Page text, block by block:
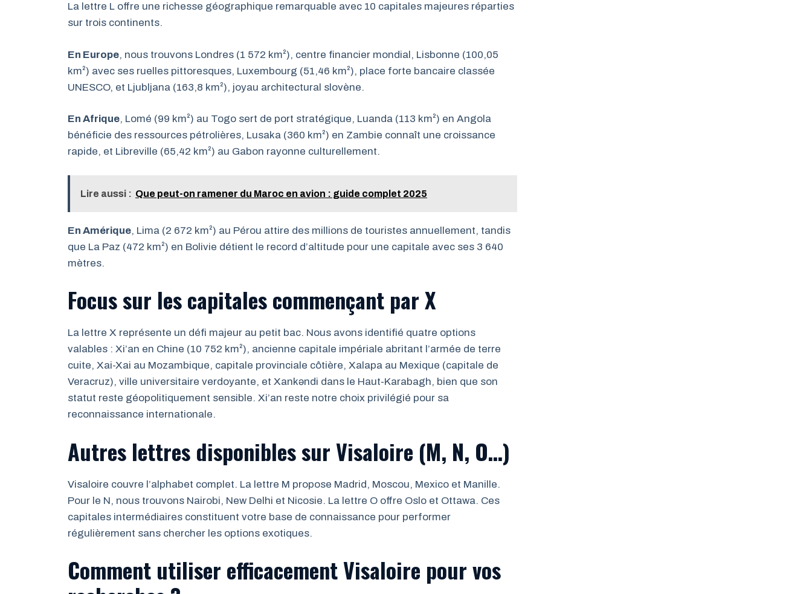
La lettre L offre une richesse géographique remarquable avec 10 capitales majeures réparties
sur trois continents.
En Europe, nous trouvons Londres (1 572 km²), centre financier mondial, Lisbonne (100,05
km²) avec ses ruelles pittoresques, Luxembourg (51,46 km²), place forte bancaire classée
UNESCO, et Ljubljana (163,8 km²), joyau architectural slovène.
En Afrique, Lomé (99 km²) au Togo sert de port stratégique, Luanda (113 km²) en Angola
bénéficie des ressources pétrolières, Lusaka (360 km²) en Zambie connaît une croissance
rapide, et Libreville (65,42 km²) au Gabon rayonne culturellement.
Lire aussi : Que peut-on ramener du Maroc en avion : guide complet 2025
En Amérique, Lima (2 672 km²) au Pérou attire des millions de touristes annuellement, tandis
que La Paz (472 km²) en Bolivie détient le record d’altitude pour une capitale avec ses 3 640
mètres.
Focus sur les capitales commençant par X
La lettre X représente un défi majeur au petit bac. Nous avons identifié quatre options
valables : Xi’an en Chine (10 752 km²), ancienne capitale impériale abritant l’armée de terre
cuite, Xai-Xai au Mozambique, capitale provinciale côtière, Xalapa au Mexique (capitale de
Veracruz), ville universitaire verdoyante, et Xankəndi dans le Haut-Karabagh, bien que son
statut reste géopolitiquement sensible. Xi’an reste notre choix privilégié pour sa
reconnaissance internationale.
Autres lettres disponibles sur Visaloire (M, N, O…)
Visaloire couvre l’alphabet complet. La lettre M propose Madrid, Moscou, Mexico et Manille.
Pour le N, nous trouvons Nairobi, New Delhi et Nicosie. La lettre O offre Oslo et Ottawa. Ces
capitales intermédiaires constituent votre base de connaissance pour performer
régulièrement sans chercher les options exotiques.
Comment utiliser efficacement Visaloire pour vos